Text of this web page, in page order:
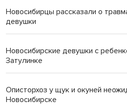
Новосибирцы рассказали о
девушки
Новосибирские девушки с
Затулинке
Описторхоз у щук и окуней
Новосибирске